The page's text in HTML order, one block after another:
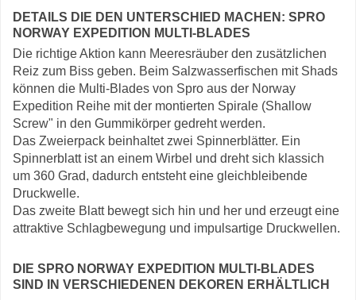
DETAILS DIE DEN UNTERSCHIED MACHEN: SPRO
NORWAY EXPEDITION MULTI-BLADES
Die richtige Aktion kann Meeresräuber den zusätzlichen
Reiz zum Biss geben. Beim Salzwasserfischen mit Shads
können die Multi-Blades von Spro aus der Norway
Expedition Reihe mit der montierten Spirale (Shallow
Screw" in den Gummikörper gedreht werden.
Das Zweierpack beinhaltet zwei Spinnerblätter. Ein
Spinnerblatt ist an einem Wirbel und dreht sich klassich
um 360 Grad, dadurch entsteht eine gleichbleibende
Druckwelle.
Das zweite Blatt bewegt sich hin und her und erzeugt eine
attraktive Schlagbewegung und impulsartige Druckwellen.
DIE SPRO NORWAY EXPEDITION MULTI-BLADES
SIND IN VERSCHIEDENEN DEKOREN ERHÄLTLICH